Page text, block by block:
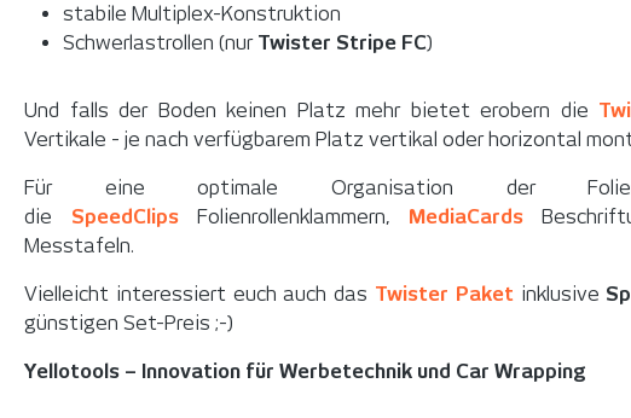
stabile Multiplex-Konstruktion
Schwerlastrollen (nur Twister Stripe FC)
Und falls der Boden keinen Platz mehr bietet erobern die
Vertikale - je nach verfügbarem Platz vertikal oder horizontal
Für eine optimale Organisation der
die SpeedClips Folienrollenklammern, MediaCards
Messtafeln.
Vielleicht interessiert euch auch das Twister Paketinklusive
günstigen Set-Preis ;-)
Yellotools – Innovation für Werbetechnik und Car Wrapping